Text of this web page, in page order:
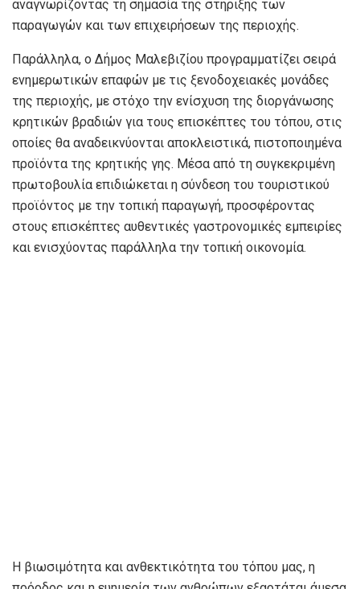
αναγνωρίζοντας τη σημασία της στήριξης των
παραγωγών και των επιχειρήσεων της περιοχής.
Παράλληλα, ο Δήμος Μαλεβιζίου προγραμματίζει σειρά
ενημερωτικών επαφών με τις ξενοδοχειακές μονάδες
της περιοχής, με στόχο την ενίσχυση της διοργάνωσης
κρητικών βραδιών για τους επισκέπτες του τόπου, στις
οποίες θα αναδεικνύονται αποκλειστικά, πιστοποιημένα
προϊόντα της κρητικής γης. Μέσα από τη συγκεκριμένη
πρωτοβουλία επιδιώκεται η σύνδεση του τουριστικού
προϊόντος με την τοπική παραγωγή, προσφέροντας
στους επισκέπτες αυθεντικές γαστρονομικές εμπειρίες
και ενισχύοντας παράλληλα την τοπική οικονομία.
Η βιωσιμότητα και ανθεκτικότητα του τόπου μας, η